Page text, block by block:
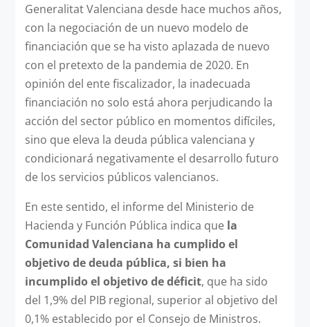
Generalitat Valenciana desde hace muchos años,
con la negociación de un nuevo modelo de
financiación que se ha visto aplazada de nuevo
con el pretexto de la pandemia de 2020. En
opinión del ente fiscalizador, la inadecuada
financiación no solo está ahora perjudicando la
acción del sector público en momentos difíciles,
sino que eleva la deuda pública valenciana y
condicionará negativamente el desarrollo futuro
de los servicios públicos valencianos.
En este sentido, el informe del Ministerio de
Hacienda y Función Pública indica que la
Comunidad Valenciana ha cumplido el
objetivo de deuda pública, si bien ha
incumplido el objetivo de déficit, que ha sido
del 1,9% del PIB regional, superior al objetivo del
0,1% establecido por el Consejo de Ministros.